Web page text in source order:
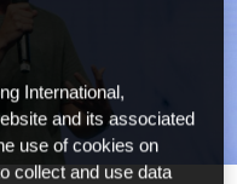
International,
and its associated
use of cookies on
collect and use data